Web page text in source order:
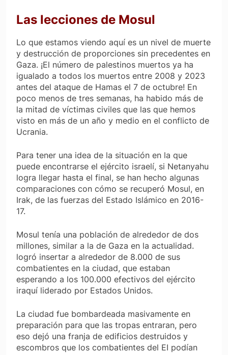
Las lecciones de Mosul
Lo que estamos viendo aquí es un nivel de muerte
y destrucción de proporciones sin precedentes en
Gaza. ¡El número de palestinos muertos ya ha
igualado a todos los muertos entre 2008 y 2023
antes del ataque de Hamas el 7 de octubre! En
poco menos de tres semanas, ha habido más de
la mitad de víctimas civiles que las que hemos
visto en más de un año y medio en el conflicto de
Ucrania.
Para tener una idea de la situación en la que
puede encontrarse el ejército israelí, si Netanyahu
logra llegar hasta el final, se han hecho algunas
comparaciones con cómo se recuperó Mosul, en
Irak, de las fuerzas del Estado Islámico en 2016-
17.
Mosul tenía una población de alrededor de dos
millones, similar a la de Gaza en la actualidad.
logró insertar a alrededor de 8.000 de sus
combatientes en la ciudad, que estaban
esperando a los 100.000 efectivos del ejército
iraquí liderado por Estados Unidos.
La ciudad fue bombardeada masivamente en
preparación para que las tropas entraran, pero
eso dejó una franja de edificios destruidos y
escombros que los combatientes del EI podían